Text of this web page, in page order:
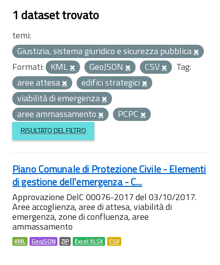
1 dataset trovato
temi:
Giustizia, sistema giuridico e sicurezza pubblica
Formati: KML GeoJSON CSV
Tag:
aree attesa
edifici strategici
viabilità di emergenza
aree ammassamento
PCPC
RISULTATO DEL FILTRO
Piano Comunale di Protezione Civile - Elementi
di gestione dell'emergenza - C...
Approvazione DelC 00076-2017 del 03/10/2017.
Aree accoglienza, aree di attesa, viabilità di
emergenza, zone di confluenza, aree
ammassamento
KML GeoJSON ZIP Excel XLSX CSV